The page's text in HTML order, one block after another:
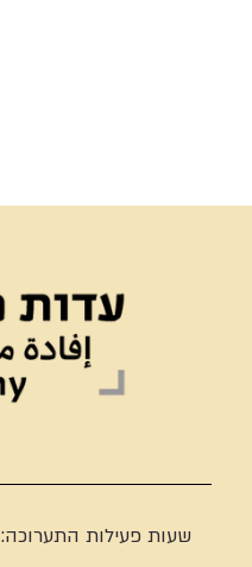
שעות פעילות התערוכה: